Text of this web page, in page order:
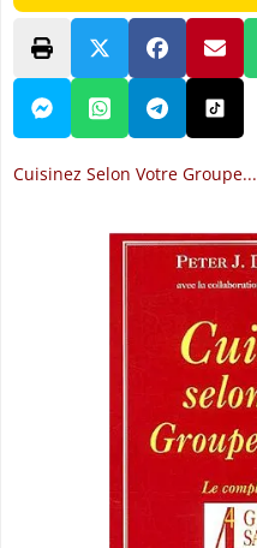
Cuisinez Selon Votre Groupe...